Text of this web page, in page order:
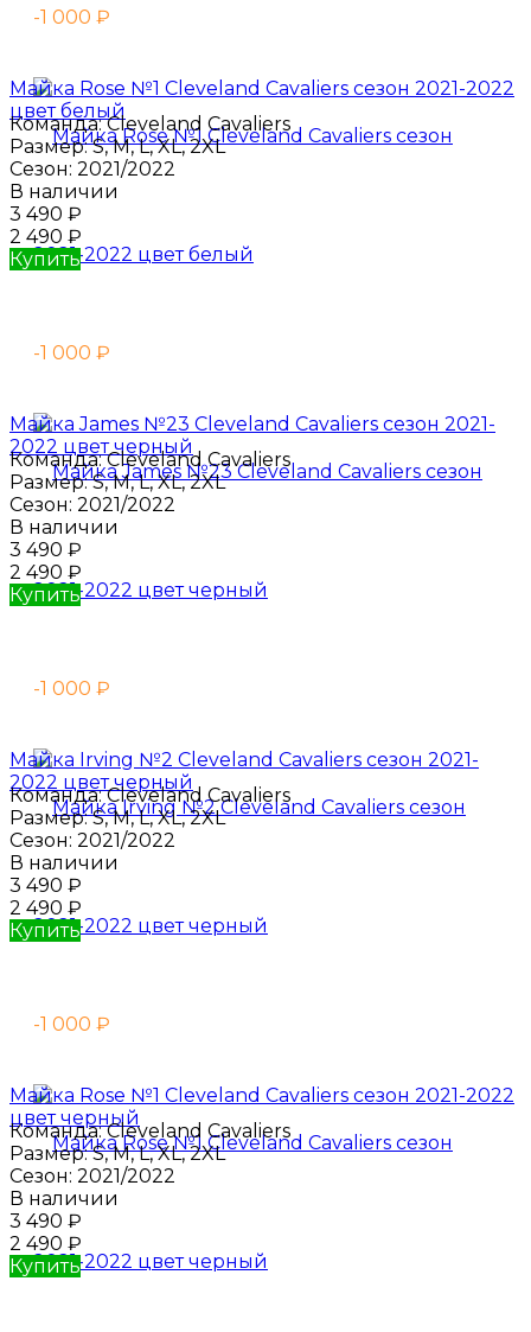
-1 000 ₽
Майка Rose №1 Cleveland Cavaliers сезон 2021-2022
цвет белый
Команда:Cleveland Cavaliers
Размер:S, M, L, XL, 2XL
Сезон: 2021/2022
В наличии
3 490 ₽
2 490 ₽
Купить
-1 000 ₽
Майка James №23 Cleveland Cavaliers сезон 2021-
2022 цвет черный
Команда:Cleveland Cavaliers
Размер:S, M, L, XL, 2XL
Сезон: 2021/2022
В наличии
3 490 ₽
2 490 ₽
Купить
-1 000 ₽
Майка Irving №2 Cleveland Cavaliers сезон 2021-
2022 цвет черный
Команда:Cleveland Cavaliers
Размер:S, M, L, XL, 2XL
Сезон: 2021/2022
В наличии
3 490 ₽
2 490 ₽
Купить
-1 000 ₽
Майка Rose №1 Cleveland Cavaliers сезон 2021-2022
цвет черный
Команда:Cleveland Cavaliers
Размер:S, M, L, XL, 2XL
Сезон: 2021/2022
В наличии
3 490 ₽
2 490 ₽
Купить